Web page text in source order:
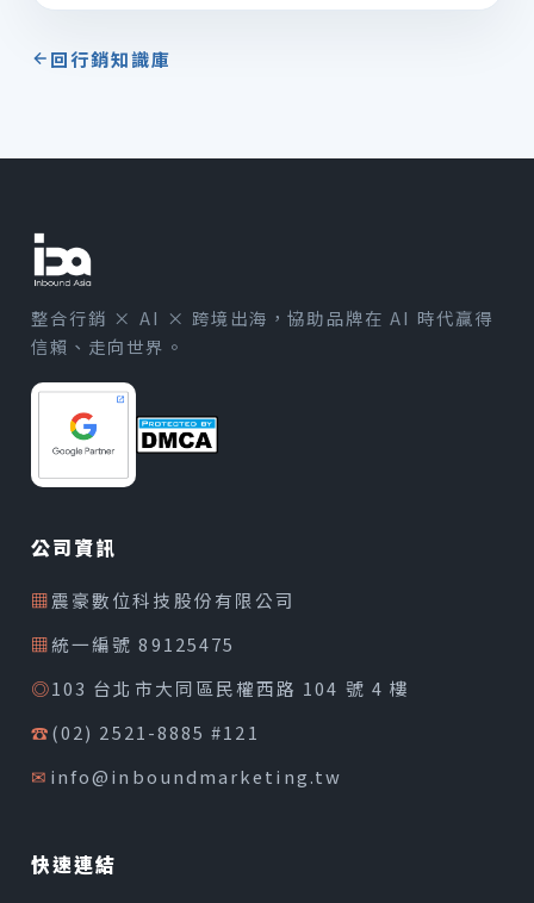
回行銷知識庫
整合行銷 × AI × 跨境出海，協助品牌在 AI 時代贏得
信賴、走向世界。
公司資訊
▦震豪數位科技股份有限公司
▦統一編號 89125475
◎103 台北市大同區民權西路 104 號 4 樓
☎(02) 2521-8885 #121
✉ info@inboundmarketing.tw
快速連結